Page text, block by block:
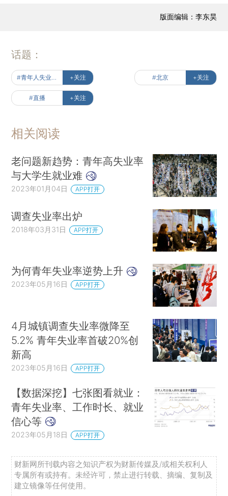
版面编辑：李东昊
话题：
+关注 #北京 +关注
#直播 +关注
相关阅读
老问题新趋势：青年高失业率
与大学生就业难
2023年01月04日 APP打开
调查失业率出炉
2018年03月31日 APP打开
为何青年失业率逆势上升
2023年05月16日 APP打开
4月城镇调查失业率微降至
5.2% 青年失业率首破20%创
新高
2023年05月16日 APP打开
【数据深挖】七张图看就业：
青年失业率、工作时长、就业
信心等
2023年05月18日 APP打开
财新网所刊载内容之知识产权为财新传媒及/或相关权利人
专属所有或持有。未经许可，禁止进行转载、摘编、复制及
建立镜像等任何使用。